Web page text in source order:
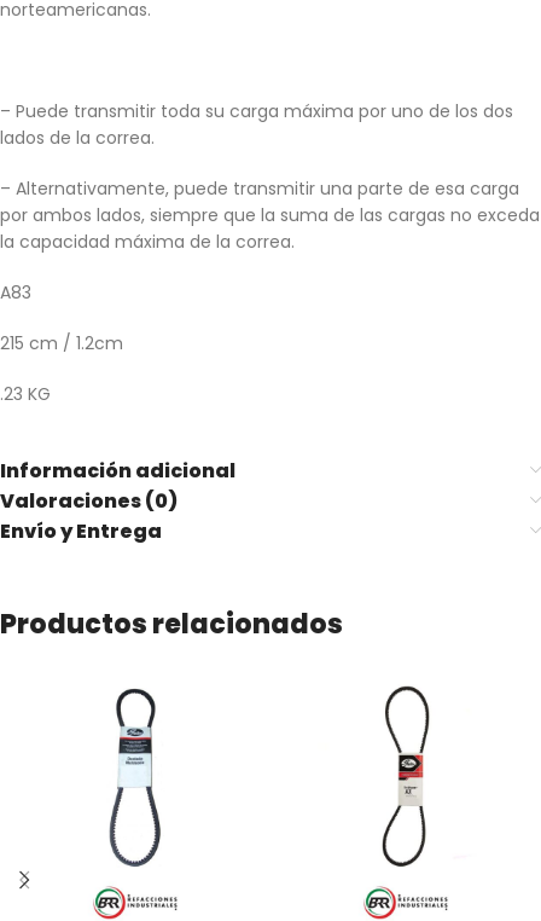
norteamericanas.
– Puede transmitir toda su carga máxima por uno de los dos
lados de la correa.
– Alternativamente, puede transmitir una parte de esa carga
por ambos lados, siempre que la suma de las cargas no exceda
la capacidad máxima de la correa.
A83
215 cm / 1.2cm
.23 KG
Información adicional
Valoraciones (0)
Envío y Entrega
Productos relacionados